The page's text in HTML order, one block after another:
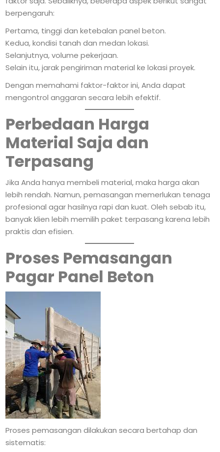
berpengaruh:
Pertama, tinggi dan ketebalan panel beton.
Kedua, kondisi tanah dan medan lokasi.
Selanjutnya, volume pekerjaan.
Selain itu, jarak pengiriman material ke lokasi proyek.
Dengan memahami faktor-faktor ini, Anda dapat
mengontrol anggaran secara lebih efektif.
Perbedaan Harga
Material Saja dan
Terpasang
Jika Anda hanya membeli material, maka harga akan
lebih rendah. Namun, pemasangan memerlukan tenaga
profesional agar hasilnya rapi dan kuat. Oleh sebab itu,
banyak klien lebih memilih paket terpasang karena lebih
praktis dan efisien.
Proses Pemasangan
Pagar Panel Beton
Proses pemasangan dilakukan secara bertahap dan
sistematis: